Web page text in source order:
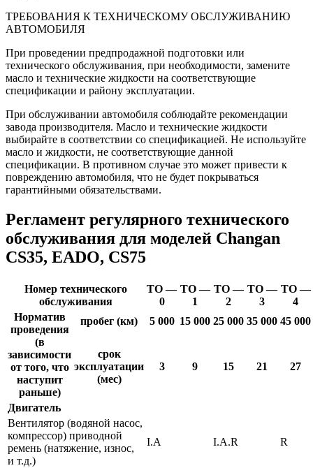
ТРЕБОВАНИЯ К ТЕХНИЧЕСКОМУ ОБСЛУЖИВАНИЮ
АВТОМОБИЛЯ
При проведении предпродажной подготовки или
технического обслуживания, при необходимости, замените
масло и технические жидкости на соответствующие
спецификации и району эксплуатации.
При обслуживании автомобиля соблюдайте рекомендации
завода производителя. Масло и технические жидкости
выбирайте в соответствии со спецификацией. Не используйте
масло и жидкости, не соответствующие данной
спецификации. В противном случае это может привести к
повреждению автомобиля, что не будет покрываться
гарантийными обязательствами.
Регламент регулярного технического
обслуживания для моделей Changan
CS35, EADO, CS75
Номер технического
обслуживания
ТО —
0
ТО —
1
ТО —
2
ТО —
3
ТО —
4
Норматив
проведения
(в
зависимости
от того, что
наступит
раньше)
пробег (км) 5 000 15 000 25 000 35 000 45 000
срок
эксплуатации
(мес)
3 9 15 21 27
Двигатель
Вентилятор (водяной насос,
компрессор) приводной
ремень (натяжение, износ,
и т.д.)
I.A I.A.R R